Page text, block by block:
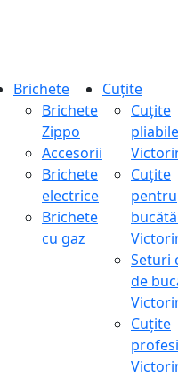
Brichete
Brichete
Zippo
Accesorii
Brichete
electrice
Brichete
cu gaz
Cuțite
Cuțite
pliabile
Cuțite
pentru
Seturi
de
Cuțite